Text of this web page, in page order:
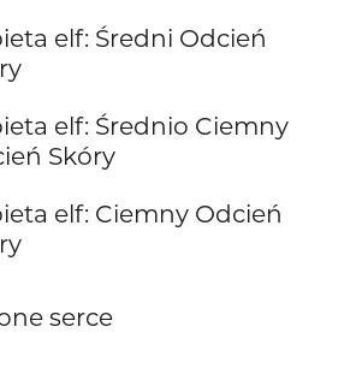
elf: Średni Odcień
elf: Średnio Ciemny
Skóry
elf: Ciemny Odcień
serce